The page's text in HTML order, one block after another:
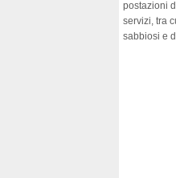
postazioni
servizi, tra
sabbiosi e